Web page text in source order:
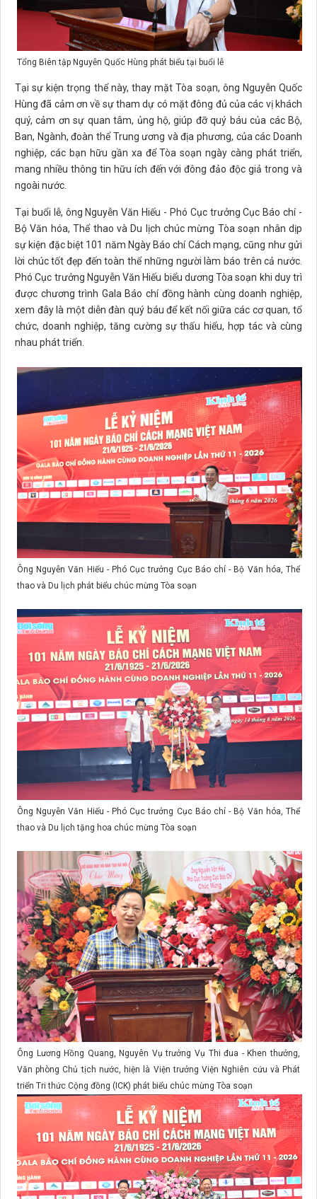
Tổng Biên tập Nguyễn Quốc Hùng phát biểu tại buổi lễ
Tại sự kiện trọng thể này, thay mặt Tòa soạn, ông Nguyễn Quốc
Hùng đã cảm ơn về sự tham dự có mặt đông đủ của các vị khách
quý, cảm ơn sự quan tâm, ủng hộ, giúp đỡ quý báu của các Bộ,
Ban, Ngành, đoàn thể Trung ương và địa phương, của các Doanh
nghiệp, các bạn hữu gần xa để Tòa soạn ngày càng phát triển,
mang nhiều thông tin hữu ích đến với đông đảo độc giả trong và
ngoài nước.
Tại buổi lễ, ông Nguyễn Văn Hiếu - Phó Cục trưởng Cục Báo chí -
Bộ Văn hóa, Thể thao và Du lịch chúc mừng Tòa soạn nhân dịp
sự kiện đặc biệt 101 năm Ngày Báo chí Cách mạng, cũng như gửi
lời chúc tốt đẹp đến toàn thể những người làm báo trên cả nước.
Phó Cục trưởng Nguyễn Văn Hiếu biểu dương Tòa soạn khi duy trì
được chương trình Gala Báo chí đồng hành cùng doanh nghiệp,
xem đây là một diễn đàn quý báu để kết nối giữa các cơ quan, tổ
chức, doanh nghiệp, tăng cường sự thấu hiểu, hợp tác và cùng
nhau phát triển.
Ông Nguyễn Văn Hiếu - Phó Cục trưởng Cục Báo chí - Bộ Văn hóa, Thể
thao và Du lịch phát biểu chúc mừng Tòa soạn
Ông Nguyễn Văn Hiếu - Phó Cục trưởng Cục Báo chí - Bộ Văn hóa, Thể
thao và Du lịch tặng hoa chúc mừng Tòa soạn
Ông Lương Hồng Quang, Nguyên Vụ trưởng Vụ Thi đua - Khen thưởng,
Văn phòng Chủ tịch nước, hiện là Viện trưởng Viện Nghiên cứu và Phát
triển Tri thức Cộng đồng (ICK) phát biểu chúc mừng Tòa soạn